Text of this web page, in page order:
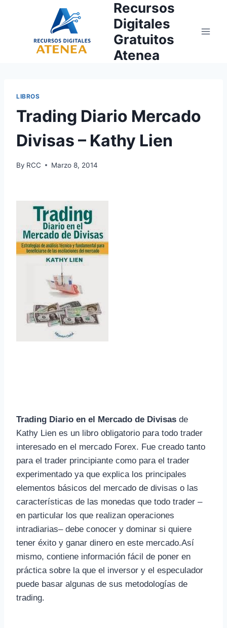
Recursos
Digitales
Gratuitos
Atenea
LIBROS
Trading Diario Mercado
Divisas – Kathy Lien
By RCC Marzo 8, 2014
Trading Diario en el Mercado de Divisas de
Kathy Lien es un libro obligatorio para todo trader
interesado en el mercado Forex. Fue creado tanto
para el trader principiante como para el trader
experimentado ya que explica los principales
elementos básicos del mercado de divisas o las
características de las monedas que todo trader –
en particular los que realizan operaciones
intradiarias– debe conocer y dominar si quiere
tener éxito y ganar dinero en este mercado.Así
mismo, contiene información fácil de poner en
práctica sobre la que el inversor y el especulador
puede basar algunas de sus metodologías de
trading.